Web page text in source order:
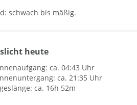
schwach bis mäßig.
heute
ca. 04:43 Uhr
ca. 21:35 Uhr
ca. 16h 52m